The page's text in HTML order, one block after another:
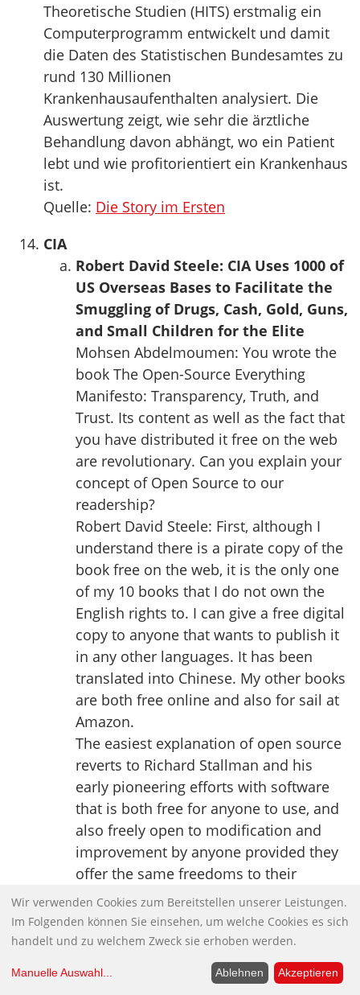
Theoretische Studien (HITS) erstmalig ein
Computerprogramm entwickelt und damit
die Daten des Statistischen Bundesamtes zu
rund 130 Millionen
Krankenhausaufenthalten analysiert. Die
Auswertung zeigt, wie sehr die ärztliche
Behandlung davon abhängt, wo ein Patient
lebt und wie profitorientiert ein Krankenhaus
ist.
Quelle: Die Story im Ersten
CIA
Robert David Steele: CIA Uses 1000 of
US Overseas Bases to Facilitate the
Smuggling of Drugs, Cash, Gold, Guns,
and Small Children for the Elite
Mohsen Abdelmoumen: You wrote the
book The Open-Source Everything
Manifesto: Transparency, Truth, and
Trust. Its content as well as the fact that
you have distributed it free on the web
are revolutionary. Can you explain your
concept of Open Source to our
readership?
Robert David Steele: First, although I
understand there is a pirate copy of the
book free on the web, it is the only one
of my 10 books that I do not own the
English rights to. I can give a free digital
copy to anyone that wants to publish it
in any other languages. It has been
translated into Chinese. My other books
are both free online and also for sail at
Amazon.
The easiest explanation of open source
reverts to Richard Stallman and his
early pioneering efforts with software
that is both free for anyone to use, and
also freely open to modification and
improvement by anyone provided they
offer the same freedoms to their
innovations. One for all and all for one.
The best online overview is provided by
the Peer to Peer Foundation Wiki page,
Category:Open Source Everything.
For me there are three critical aspects
Wir verwenden Cookies zum Bereitstellen unserer Leistungen.
Im Folgenden können Sie einsehen, um welche Cookies es sich
handelt und zu welchem Zweck sie erhoben werden.
Manuelle Auswahl... Ablehnen Akzeptieren